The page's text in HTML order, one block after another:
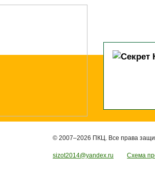
© 2007–2026 ПКЦ. Все права
sizot2014@yandex.ru Схема